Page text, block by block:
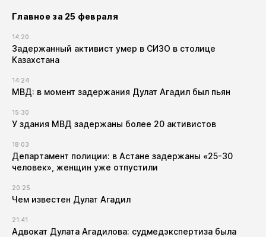
Главное за 25 февраля
14:20
Задержанный активист умер в СИЗО в столице
Казахстана
14:24
МВД: в момент задержания Дулат Агадил был пьян
15:30
У здания МВД задержаны более 20 активистов
18:03
Департамент полиции: в Астане задержаны «25-30
человек», женщин уже отпустили
20:25
Чем известен Дулат Агадил​
21:41
Адвокат Дулата Агадилова: судмедэкспертиза была